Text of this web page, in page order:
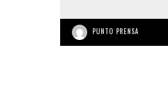
PUNTO PRENSA